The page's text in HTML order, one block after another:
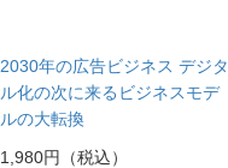
2030年の広告ビジネス デジタ
ル化の次に来るビジネスモデ
ルの大転換
1,980円（税込）